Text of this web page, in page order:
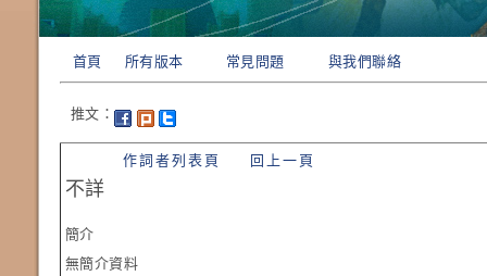
首頁 所有版本 常見問題 與我們聯絡
推文：
作詞者列表頁 回上一頁
不詳
簡介
無簡介資料